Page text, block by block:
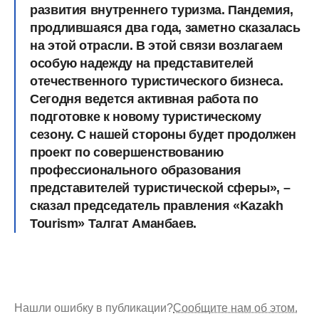
развития внутреннего туризма. Пандемия,
продлившаяся два года, заметно сказалась
на этой отрасли. В этой связи возлагаем
особую надежду на представителей
отечественного туристического бизнеса.
Сегодня ведется активная работа по
подготовке к новому туристическому
сезону. С нашей стороны будет продолжен
проект по совершенствованию
профессионального образования
представителей туристической сферы», –
сказал председатель правления «Kazakh
Tourism» Талгат Аманбаев.
Нашли ошибку в публикации?Сообщите нам об этом.